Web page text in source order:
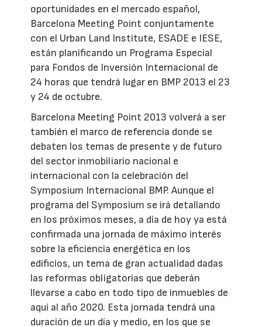
oportunidades en el mercado español,
Barcelona Meeting Point conjuntamente
con el Urban Land Institute, ESADE e IESE,
están planificando un Programa Especial
para Fondos de Inversión Internacional de
24 horas que tendrá lugar en BMP 2013 el 23
y 24 de octubre.
Barcelona Meeting Point 2013 volverá a ser
también el marco de referencia donde se
debaten los temas de presente y de futuro
del sector inmobiliario nacional e
internacional con la celebración del
Symposium Internacional BMP. Aunque el
programa del Symposium se irá detallando
en los próximos meses, a día de hoy ya está
confirmada una jornada de máximo interés
sobre la eficiencia energética en los
edificios, un tema de gran actualidad dadas
las reformas obligatorias que deberán
llevarse a cabo en todo tipo de inmuebles de
aquí al año 2020. Esta jornada tendrá una
duración de un día y medio, en los que se